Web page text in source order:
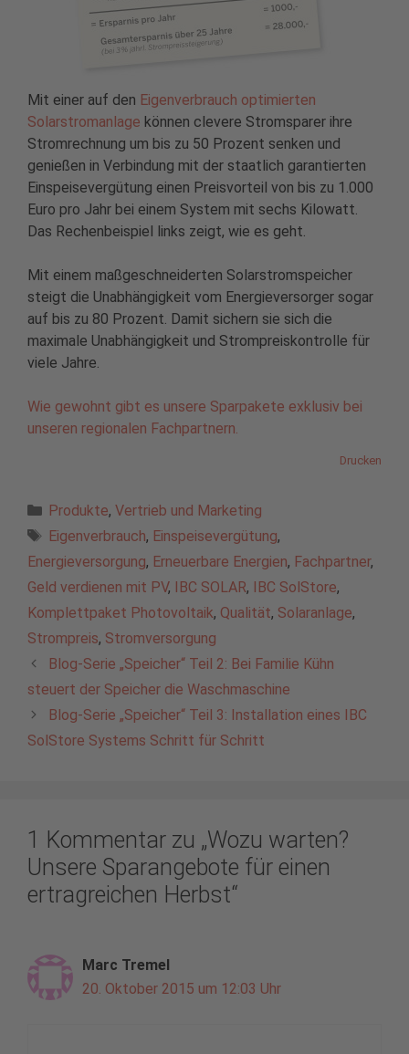
Mit einer auf den Eigenverbrauch optimierten
Solarstromanlage können clevere Stromsparer ihre
Stromrechnung um bis zu 50 Prozent senken und
genießen in Verbindung mit der staatlich garantierten
Einspeisevergütung einen Preisvorteil von bis zu 1.000
Euro pro Jahr bei einem System mit sechs Kilowatt.
Das Rechenbeispiel links zeigt, wie es geht.
Mit einem maßgeschneiderten Solarstromspeicher
steigt die Unabhängigkeit vom Energieversorger sogar
auf bis zu 80 Prozent. Damit sichern sie sich die
maximale Unabhängigkeit und Strompreiskontrolle für
viele Jahre.
Wie gewohnt gibt es unsere Sparpakete exklusiv bei
unseren regionalen Fachpartnern.
Drucken
Kategorien
Produkte, Vertrieb und Marketing
Schlagwörter
Eigenverbrauch, Einspeisevergütung,
Energieversorgung, Erneuerbare Energien, Fachpartner,
Geld verdienen mit PV, IBC SOLAR, IBC SolStore,
Komplettpaket Photovoltaik, Qualität, Solaranlage,
Strompreis, Stromversorgung
Blog-Serie „Speicher“ Teil 2: Bei Familie Kühn
steuert der Speicher die Waschmaschine
Blog-Serie „Speicher“ Teil 3: Installation eines IBC
SolStore Systems Schritt für Schritt
1 Kommentar zu „Wozu warten?
Unsere Sparangebote für einen
ertragreichen Herbst“
Marc Tremel
20. Oktober 2015 um 12:03 Uhr